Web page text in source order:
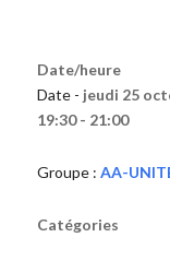
Date/heure
Date - jeudi 25
19:30 - 21:00
Groupe : AA-
Catégories